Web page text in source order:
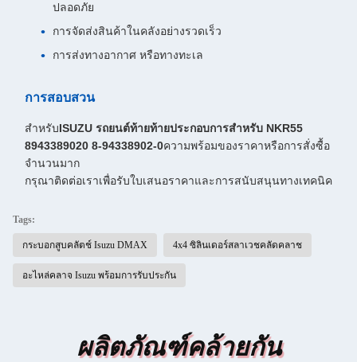
ปลอดภัย
การจัดส่งสินค้าในคลังอย่างรวดเร็ว
การส่งทางอากาศ หรือทางทะเล
การสอบสวน
สําหรับISUZU รถยนต์ท้ายท้ายประกอบการสําหรับ NKR55
8943389020 8-94338902-0ความพร้อมของราคาหรือการสั่งซื้อ
จํานวนมาก
กรุณาติดต่อเราเพื่อรับใบเสนอราคาและการสนับสนุนทางเทคนิค
Tags:
กระบอกสูบคลัตช์ Isuzu DMAX 4x4 ซิลินเดอร์สลาเวชคลัดคลาช
อะไหล่คลาจ Isuzu พร้อมการรับประกัน
ผลิตภัณฑ์คล้ายกัน